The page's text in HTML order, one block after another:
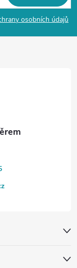
osobních údajů